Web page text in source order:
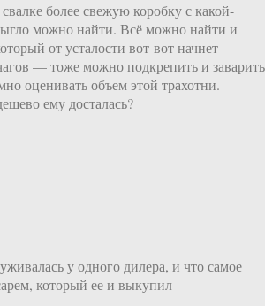
более свежую коробку с какой-
можно найти. Всё можно найти и
от усталости вот-вот начнет
— тоже можно подкрепить и
оценивать объем этой трахотни.
ему досталась?
у одного дилера, и что самое
который ее и выкупил